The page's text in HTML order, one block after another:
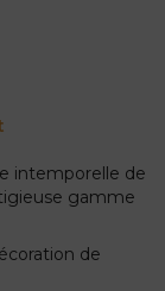
intemporelle de
gamme
de